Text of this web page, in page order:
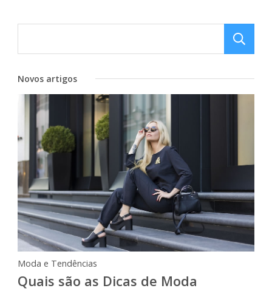
Novos artigos
Moda e Tendências
Quais são as Dicas de Moda